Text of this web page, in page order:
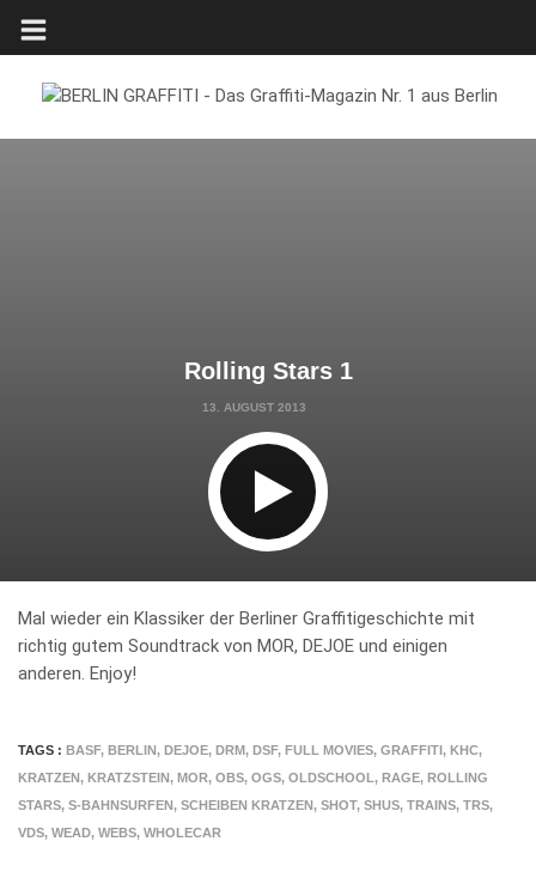
Rolling Stars 1
13. AUGUST 2013
Mal wieder ein Klassiker der Berliner Graffitigeschichte mit
richtig gutem Soundtrack von MOR, DEJOE und einigen
anderen. Enjoy!
TAGS : BASF, BERLIN, DEJOE, DRM, DSF, FULL MOVIES, GRAFFITI, KHC,
KRATZEN, KRATZSTEIN, MOR, OBS, OGS, OLDSCHOOL , RAGE, ROLLING
STARS, S-BAHNSURFEN, SCHEIBEN KRATZEN, SHOT, SHUS, TRAINS, TRS,
VDS, WEAD, WEBS, WHOLECAR